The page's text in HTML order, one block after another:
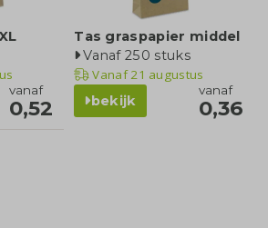
vanaf
0,52
Tas graspapier middel
Vanaf 250 stuks
Vanaf21 augustus
bekijk
vanaf
0,36